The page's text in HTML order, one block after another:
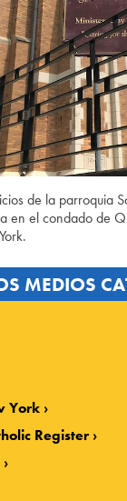
de la parroquia
en el condado de
MEDIOS
York
Register